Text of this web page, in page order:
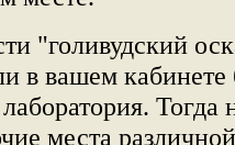
"голивудский
в вашем кабинете
Тогда
места